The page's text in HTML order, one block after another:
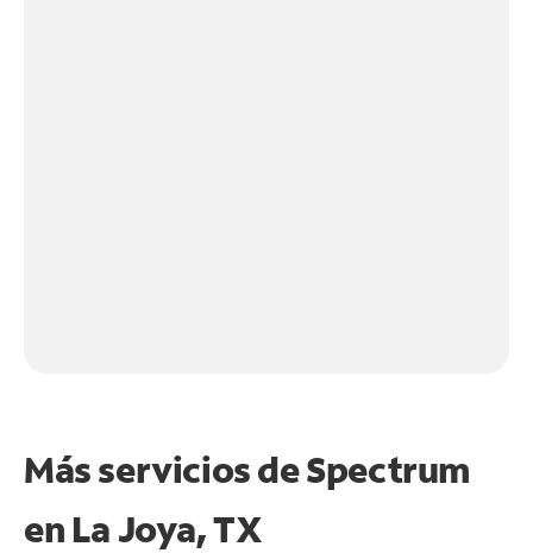
Más servicios de Spectrum
en La Joya, TX